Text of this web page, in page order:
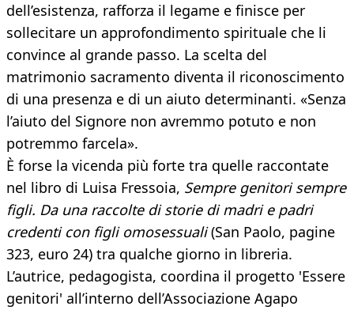
dell’esistenza, rafforza il legame e finisce per
sollecitare un approfondimento spirituale che li
convince al grande passo. La scelta del
matrimonio sacramento diventa il riconoscimento
di una presenza e di un aiuto determinanti. «Senza
l’aiuto del Signore non avremmo potuto e non
potremmo farcela».
È forse la vicenda più forte tra quelle raccontate
nel libro di Luisa Fressoia, Sempre genitori sempre
figli. Da una raccolte di storie di madri e padri
credenti con figli omosessuali(San Paolo, pagine
323, euro 24) tra qualche giorno in libreria.
L’autrice, pedagogista, coordina il progetto 'Essere
genitori' all’interno dell’Associazione Agapo